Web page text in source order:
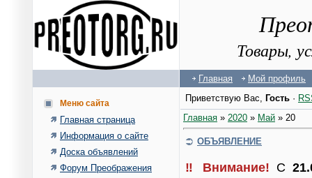
Товары,
Главная Мой профиль
Меню сайта
Главная страница
Информация о сайте
Доска объявлений
Форум Преображения
Приветствую Вас, Гость ·
Главная » 2020 » Май » 20
ОБЪЯВЛЕНИЕ
‼️ Внимание! С